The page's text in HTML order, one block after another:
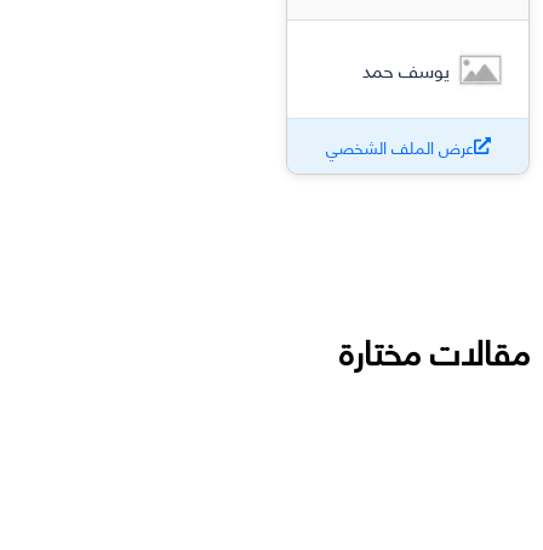
يوسف حمد
عرض الملف الشخصي
مقالات مختارة